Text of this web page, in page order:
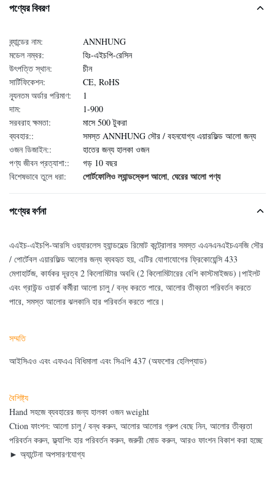
পণ্যের বিবরণ
ব্র্যান্ডের নাম:
ANNHUNG
মডেল নম্বর:
হিঃ-এইচপি-রেসিন
উৎপত্তি স্থান:
চীন
সার্টিফিকেশন:
CE, RoHS
ন্যূনতম অর্ডার পরিমাণ:
1
দাম:
1-900
সরবরাহ ক্ষমতা:
মাসে 500 টুকরা
ব্যবহার::
সমস্ত ANNHUNG সৌর / বহনযোগ্য এয়ারফিল্ড আলো জন্য
ওজন ডিজাইন::
হাতের জন্য হালকা ওজন
পণ্য জীবন প্রত্যাশা::
গড় 10 বছর
বিশেষভাবে তুলে ধরা:
পোর্টফোলিও ল্যান্ডস্কেপ আলো, ঘেরের আলো পণ্য
পণ্যের বর্ণনা
এএইচ-এইচপি-আরসি ওয়্যারলেস হ্যান্ডহেল্ড রিমোট কন্ট্রোলার সমস্ত এএনএনএইচএনজি সৌর
/ পোর্টেবল এয়ারফিল্ড আলোর জন্য ব্যবহৃত হয়, এটির যোগাযোগের ফ্রিকোয়েন্সি 433
মেগাহার্টজ, কার্যকর দূরত্ব 2 কিলোমিটার অবধি (2 কিলোমিটারের বেশি কাস্টমাইজড)।পাইলট
এবং গ্রাউন্ড ওয়ার্ক কর্মীরা আলো চালু / বন্ধ করতে পারে, আলোর তীব্রতা পরিবর্তন করতে
পারে, সমস্ত আলোর ঝলকানি হার পরিবর্তন করতে পারে।
সম্মতি
আইসিএও এবং এফএএ বিধিমালা এবং সিএপি 437 (অফশোর হেলিপ্যাড)
বৈশিষ্ট্য
Hand সহজে ব্যবহারের জন্য হালকা ওজন weight
Ction ফাংশন: আলো চালু / বন্ধ করুন, আলোর আলোর গ্রুপ বেছে নিন, আলোর তীব্রতা
পরিবর্তন করুন, ফ্ল্যাশিং হার পরিবর্তন করুন, জরুরী মোড করুন, আরও ফাংশন বিকাশ করা হচ্ছে
► অ্যান্টেনা অপসারণযোগ্য